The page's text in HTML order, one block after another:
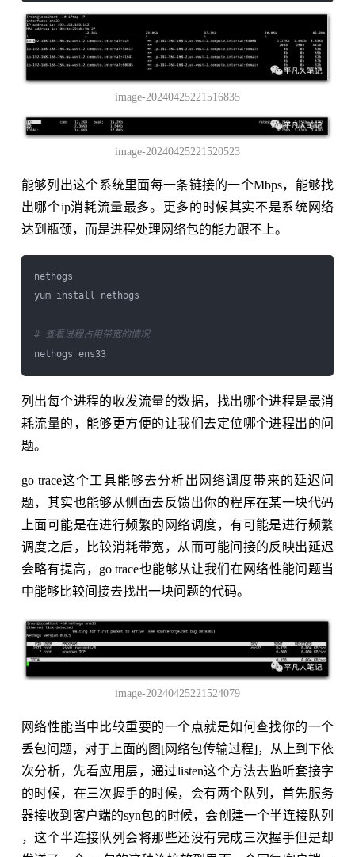
image-20240425221516835
image-20240425221520523
能够列出这个系统里面每一条链接的一个Mbps，能够找
出哪个ip消耗流量最多。更多的时候其实不是系统网络
达到瓶颈，而是进程处理网络包的能力跟不上。
nethogs
yum install nethogs
# 查看进程占用带宽的情况
nethogs ens33
列出每个进程的收发流量的数据，找出哪个进程是最消
耗流量的，能够更方便的让我们去定位哪个进程出的问
题。
go trace这个工具能够去分析出网络调度带来的延迟问
题，其实也能够从侧面去反馈出你的程序在某一块代码
上面可能是在进行频繁的网络调度，有可能是进行频繁
调度之后，比较消耗带宽，从而可能间接的反映出延迟
会略有提高，go trace也能够从让我们在网络性能问题当
中能够比较间接去找出一块问题的代码。
image-20240425221524079
网络性能当中比较重要的一个点就是如何查找你的一个
丢包问题，对于上面的图[网络包传输过程]，从上到下依
次分析，先看应用层，通过listen这个方法去监听套接字
的时候，在三次握手的时候，会有两个队列，首先服务
器接收到客户端的syn包的时候，会创建一个半连接队列
，这个半连接队列会将那些还没有完成三次握手但是却